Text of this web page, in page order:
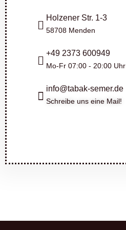
Holzener Str. 1-3
58708 Menden
+49 2373 600949
Mo-Fr 07:00 - 20:00 Uhr
info@tabak-semer.de
Schreibe uns eine Mail!